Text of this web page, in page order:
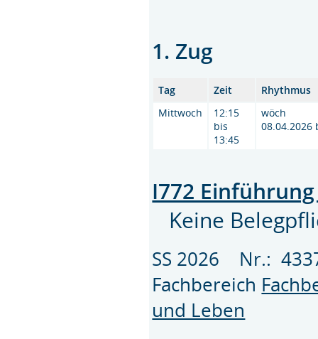
1. Zug
Tag Zeit
Rhythmus
Mittwoch
12:15
bis
13:45
wöch
08.04.2026
I772
Keine
SS 2026 Nr.:
Fachbereich
und Leben